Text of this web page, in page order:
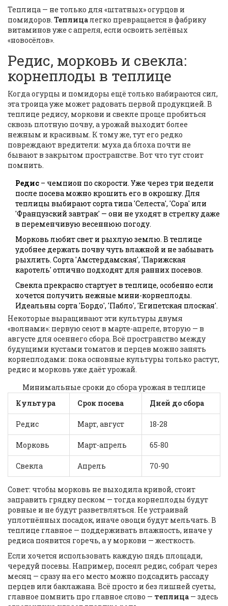
Теплица — не только для «штатных» огурцов и
помидоров. Теплицалегко превращается в фабрику
витаминов уже с апреля, если освоить зелёных
«новосёлов».
Редис, морковь и свекла:
корнеплоды в теплице
Когда огурцы и помидоры ещё только набираются сил,
эта троица уже может радовать первой продукцией. В
теплице редису, моркови и свекле проще пробиться
сквозь плотную почву, а урожай выходит более
нежным и красивым. К тому же, тут его редко
повреждают вредители: муха да блоха почти не
бывают в закрытом пространстве. Вот что тут стоит
помнить.
Редис – чемпион по скорости. Уже через три недели
после посева можно крошить его в окрошку. Для
теплицы выбирают сорта типа 'Селеста', 'Сора' или
'Французский завтрак' — они не уходят в стрелку даже
в переменчивую весеннюю погоду.
Морковь любит свет и рыхлую землю. В теплице
удобнее держать почву чуть влажной и не забывать
рыхлить. Сорта 'Амстердамская', 'Парижская
каротель' отлично подходят для ранних посевов.
Свекла прекрасно стартует в теплице, особенно если
хочется получить нежные мини-корнеплоды.
Идеальны сорта 'Бордо', 'Пабло', 'Египетская плоская'.
Некоторые выращивают эти культуры двумя
«волнами»: первую сеют в марте-апреле, вторую — в
августе для осеннего сбора. Всё пространство между
будущими кустами томатов и перцев можно занять
корнеплодами: пока основные культуры только растут,
редис и морковь уже даёт урожай.
Минимальные сроки до сбора урожая в теплице
Культура
Срок посева Дней до сбора
Редис Март, август 18-28
Морковь Март-апрель 65-80
Свекла Апрель 70-90
Совет: чтобы морковь не выходила кривой, стоит
заправить грядку песком — тогда корнеплоды будут
ровные и не будут разветвляться. Не устраивай
уплотнённых посадок, иначе овощи будут мельчать. В
теплице главное — поддерживать влажность, иначе у
редиса появится горечь, а у моркови — жесткость.
Если хочется использовать каждую пядь площади,
чередуй посевы. Например, посеял редис, собрал через
месяц — сразу на его место можно подсадить рассаду
перцев или баклажана. Всё просто и без лишней суеты,
главное помнить про главное слово — теплица — здесь